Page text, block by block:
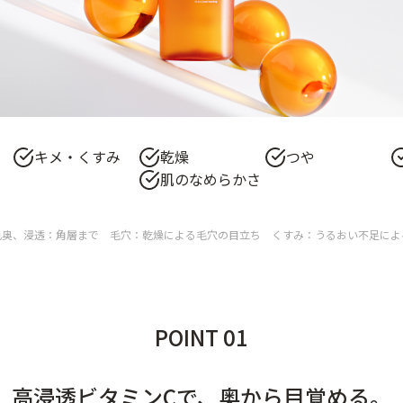
キメ・くすみ 乾燥
つや
肌のなめらかさ
、浸透：角層まで 毛穴：乾燥による毛穴の目立ち くすみ：うるおい不足に
POINT 01
高浸透ビタミンCで、奥から目覚める。